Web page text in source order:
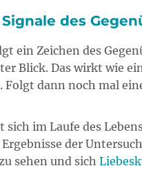
des
ein Zeichen des
Blick. Das wirkt wie
Folgt dann noch mal
sich im Laufe des
der
sehen und sich